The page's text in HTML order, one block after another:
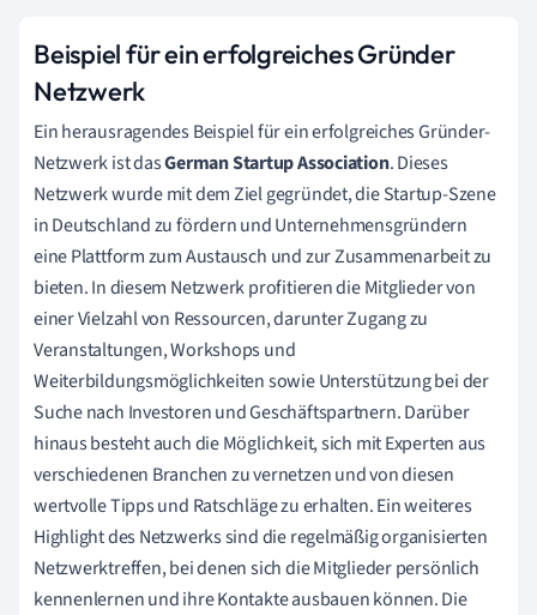
Beispiel für ein erfolgreiches Gründer
Netzwerk
Ein herausragendes Beispiel für ein erfolgreiches Gründer-
Netzwerk ist dasGerman Startup Association. Dieses
Netzwerk wurde mit dem Ziel gegründet, die Startup-Szene
in Deutschland zu fördern und Unternehmensgründern
eine Plattform zum Austausch und zur Zusammenarbeit zu
bieten. In diesem Netzwerk profitieren die Mitglieder von
einer Vielzahl von Ressourcen, darunter Zugang zu
Veranstaltungen, Workshops und
Weiterbildungsmöglichkeiten sowie Unterstützung bei der
Suche nach Investoren und Geschäftspartnern. Darüber
hinaus besteht auch die Möglichkeit, sich mit Experten aus
verschiedenen Branchen zu vernetzen und von diesen
wertvolle Tipps und Ratschläge zu erhalten. Ein weiteres
Highlight des Netzwerks sind die regelmäßig organisierten
Netzwerktreffen, bei denen sich die Mitglieder persönlich
kennenlernen und ihre Kontakte ausbauen können. Die